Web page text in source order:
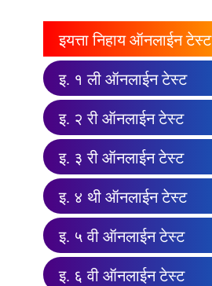
इयत्ता निहाय ऑनलाईन टेस्ट
इ. १ ली ऑनलाईन टेस्ट
इ. २ री ऑनलाईन टेस्ट
इ. ३ री ऑनलाईन टेस्ट
इ. ४ थी ऑनलाईन टेस्ट
इ. ५ वी ऑनलाईन टेस्ट
इ. ६ वी ऑनलाईन टेस्ट